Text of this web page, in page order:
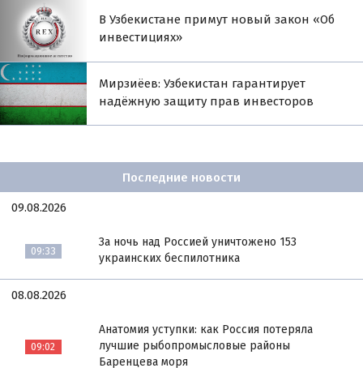
В Узбекистане примут новый закон «Об
инвестициях»
Мирзиёев: Узбекистан гарантирует
надёжную защиту прав инвесторов
Последние новости
09.08.2026
09:33
За ночь над Россией уничтожено 153
украинских беспилотника
08.08.2026
09:02
Анатомия уступки: как Россия потеряла
лучшие рыбопромысловые районы
Баренцева моря